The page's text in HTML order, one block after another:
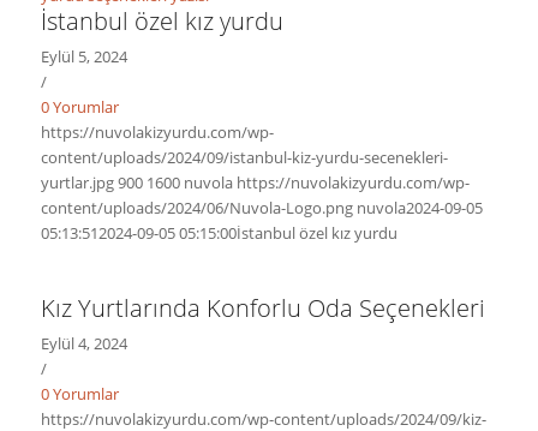
İstanbul özel kız yurdu
Eylül 5, 2024
/
0 Yorumlar
https://nuvolakizyurdu.com/wp-
content/uploads/2024/09/istanbul-kiz-yurdu-secenekleri-
yurtlar.jpg900 1600 nuvola https://nuvolakizyurdu.com/wp-
content/uploads/2024/06/Nuvola-Logo.png nuvola2024-09-05
05:13:512024-09-05 05:15:00İstanbul özel kız yurdu
Kız Yurtlarında Konforlu Oda Seçenekleri
Eylül 4, 2024
/
0 Yorumlar
https://nuvolakizyurdu.com/wp-content/uploads/2024/09/kiz-